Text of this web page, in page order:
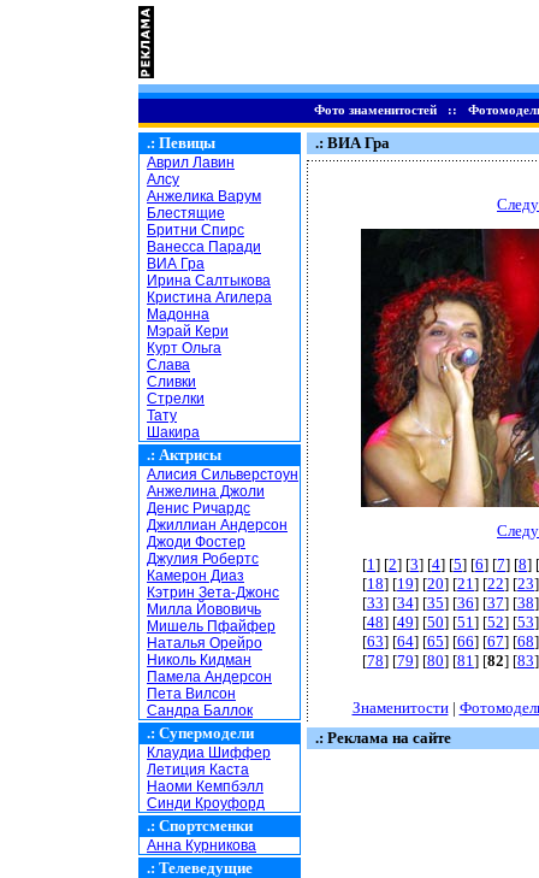
Фото знаменитостей::
.: Певицы
Аврил Лавин
Алсу
Анжелика Варум
Блестящие
Бритни Спирс
Ванесса Паради
ВИА Гра
Ирина Салтыкова
Кристина Агилера
Мадонна
Мэрай Кери
Курт Ольга
Слава
Сливки
Стрелки
Тату
Шакира
.: Актрисы
Алисия Сильверстоун
Анжелина Джоли
Денис Ричардс
Джиллиан Андерсон
Джоди Фостер
Джулия Робертс
Камерон Диаз
Кэтрин Зета-Джонс
Милла Йововичь
Мишель Пфайфер
Наталья Орейро
Николь Кидман
Памела Андерсон
Пета Вилсон
Сандра Баллок
.: Супермодели
Клаудиа Шиффер
Летиция Каста
Наоми Кемпбэлл
Синди Кроуфорд
.: Спортсменки
Анна Курникова
.: Телеведущие
.: ВИА Гра
[1] [2] [3] [4] [5] [6] [7] [8] [
[18] [19] [20] [21] [22] [23
[33] [34] [35] [36] [37] [38
[48] [49] [50] [51] [52] [53
[63] [64] [65] [66] [67] [68
[78] [79] [80] [81] [82] [83
Знаменитости|
.: Реклама на сайте